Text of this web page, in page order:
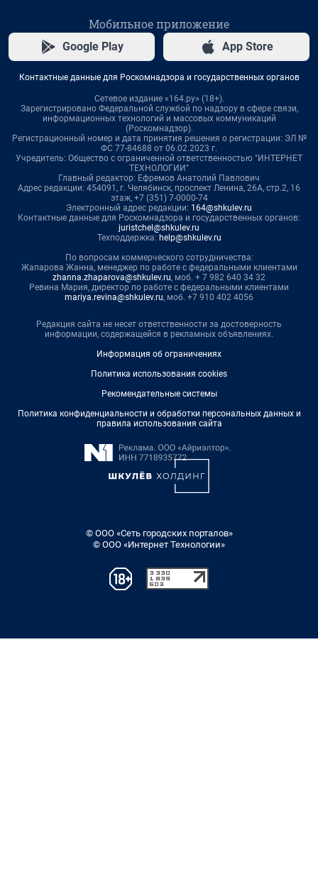
Мобильное приложение
Google Play App Store
Контактные данные для Роскомнадзора и государственных органов
Сетевое издание «164.ру» (18+).
Зарегистрировано Федеральной службой по надзору в сфере связи,
информационных технологий и массовых коммуникаций
(Роскомнадзор).
Регистрационный номер и дата принятия решения о регистрации: ЭЛ №
ФС 77-84688 от 06.02.2023 г.
Учредитель: Общество с ограниченной ответственностью "ИНТЕРНЕТ
ТЕХНОЛОГИИ"
Главный редактор: Ефремов Анатолий Павлович
Адрес редакции: 454091, г. Челябинск, проспект Ленина, 26А, стр.2, 16
этаж, +7 (351) 7-0000-74
Электронный адрес редакции: 164@shkulev.ru
Контактные данные для Роскомнадзора и государственных органов:
juristchel@shkulev.ru
Техподдержка: help@shkulev.ru
По вопросам коммерческого сотрудничества:
Жапарова Жанна, менеджер по работе с федеральными клиентами
zhanna.zhaparova@shkulev.ru, моб. + 7 982 640 34 32
Ревина Мария, директор по работе с федеральными клиентами
mariya.revina@shkulev.ru, моб. +7 910 402 4056
Редакция сайта не несет ответственности за достоверность
информации, содержащейся в рекламных объявлениях.
Информация об ограничениях
Политика использования cookies
Рекомендательные системы
Политика конфиденциальности и обработки персональных данных и
правила использования сайта
© ООО «Сеть городских порталов»
© ООО «Интернет Технологии»